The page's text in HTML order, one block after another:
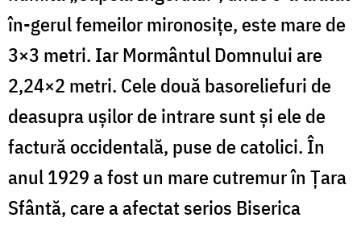
în-gerul femeilor mironosițe, este mare de
3×3 metri. Iar Mormântul Domnului are
2,24×2 metri. Cele două basoreliefuri de
deasupra ușilor de intrare sunt și ele de
factură occidentală, puse de catolici. În
anul 1929 a fost un mare cutremur în Țara
Sfântă, care a afectat serios Biserica